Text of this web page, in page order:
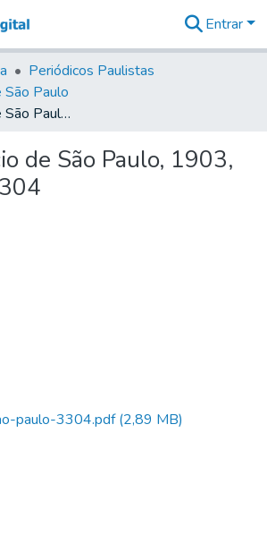
&
Coleções
Tudo na
Biblioteca
Estatísticas
Entrar
Periódicos Paulistas
São Paulo
O Commercio de São Paulo, 1903, Ano XI, n. 3304
de São Paulo, 1903,
paulo-3304.pdf(2,89 MB)